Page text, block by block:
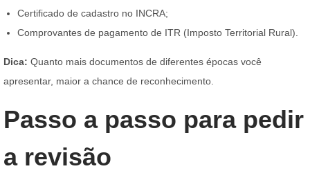
Certificado de cadastro no INCRA;
Comprovantes de pagamento de ITR (Imposto Territorial Rural).
Dica: Quanto mais documentos de diferentes épocas você
apresentar, maior a chance de reconhecimento.
Passo a passo para pedir
a revisão